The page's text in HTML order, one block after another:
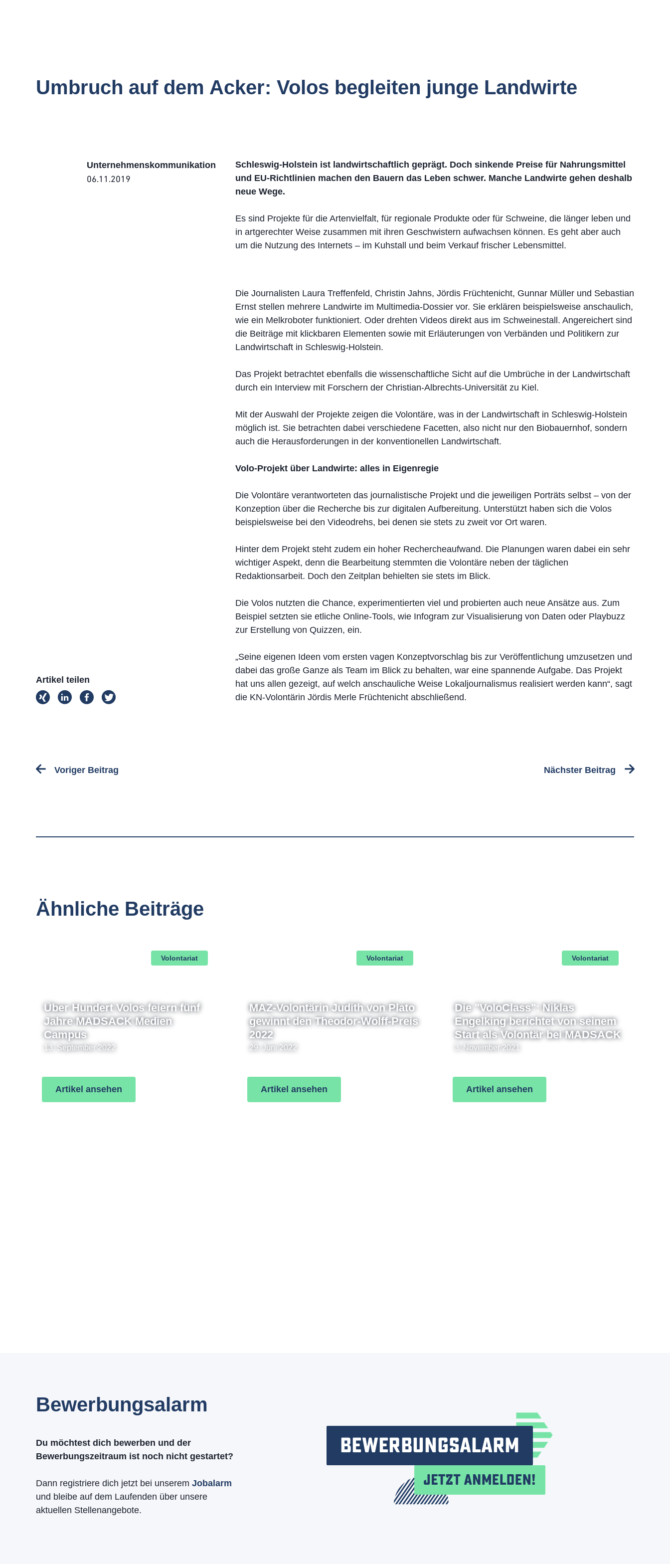
Umbruch auf dem Acker: Volos begleiten junge Landwirte
Unternehmenskommunikation
06.11.2019
Schleswig-Holstein ist landwirtschaftlich geprägt. Doch sinkende Preise für Nahrungsmittel
und EU-Richtlinien machen den Bauern das Leben schwer. Manche Landwirte gehen deshalb
neue Wege.
Es sind Projekte für die Artenvielfalt, für regionale Produkte oder für Schweine, die länger leben und
in artgerechter Weise zusammen mit ihren Geschwistern aufwachsen können. Es geht aber auch
um die Nutzung des Internets – im Kuhstall und beim Verkauf frischer Lebensmittel.
Die Journalisten Laura Treffenfeld, Christin Jahns, Jördis Früchtenicht, Gunnar Müller und Sebastian
Ernst stellen mehrere Landwirte im Multimedia-Dossier vor. Sie erklären beispielsweise anschaulich,
wie ein Melkroboter funktioniert. Oder drehten Videos direkt aus im Schweinestall. Angereichert sind
die Beiträge mit klickbaren Elementen sowie mit Erläuterungen von Verbänden und Politikern zur
Landwirtschaft in Schleswig-Holstein.
Das Projekt betrachtet ebenfalls die wissenschaftliche Sicht auf die Umbrüche in der Landwirtschaft
durch ein Interview mit Forschern der Christian-Albrechts-Universität zu Kiel.
Mit der Auswahl der Projekte zeigen die Volontäre, was in der Landwirtschaft in Schleswig-Holstein
möglich ist. Sie betrachten dabei verschiedene Facetten, also nicht nur den Biobauernhof, sondern
auch die Herausforderungen in der konventionellen Landwirtschaft.
Volo-Projekt über Landwirte: alles in Eigenregie
Die Volontäre verantworteten das journalistische Projekt und die jeweiligen Porträts selbst – von der
Konzeption über die Recherche bis zur digitalen Aufbereitung. Unterstützt haben sich die Volos
beispielsweise bei den Videodrehs, bei denen sie stets zu zweit vor Ort waren.
Hinter dem Projekt steht zudem ein hoher Rechercheaufwand. Die Planungen waren dabei ein sehr
wichtiger Aspekt, denn die Bearbeitung stemmten die Volontäre neben der täglichen
Redaktionsarbeit. Doch den Zeitplan behielten sie stets im Blick.
Die Volos nutzten die Chance, experimentierten viel und probierten auch neue Ansätze aus. Zum
Beispiel setzten sie etliche Online-Tools, wie Infogram zur Visualisierung von Daten oder Playbuzz
zur Erstellung von Quizzen, ein.
„Seine eigenen Ideen vom ersten vagen Konzeptvorschlag bis zur Veröffentlichung umzusetzen und
dabei das große Ganze als Team im Blick zu behalten, war eine spannende Aufgabe. Das Projekt
hat uns allen gezeigt, auf welch anschauliche Weise Lokaljournalismus realisiert werden kann“, sagt
die KN-Volontärin Jördis Merle Früchtenicht abschließend.
Artikel teilen
Voriger Beitrag Nächster Beitrag
Ähnliche Beiträge
Volontariat
Über Hundert Volos feiern fünf
Jahre MADSACK Medien
Campus
13. September 2022
Artikel ansehen
Volontariat
MAZ-Volontärin Judith von Plato
gewinnt den Theodor-Wolff-Preis
2022
29. Juni 2022
Artikel ansehen
Volontariat
Die "VoloClass": Niklas
Engelking berichtet von seinem
Start als Volontär bei MADSACK
3. November 2021
Artikel ansehen
Bewerbungsalarm
Du möchtest dich bewerben und der
Bewerbungszeitraum ist noch nicht gestartet?
Dann registriere dich jetzt bei unserem Jobalarm
und bleibe auf dem Laufenden über unsere
aktuellen Stellenangebote.